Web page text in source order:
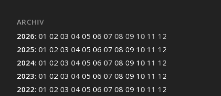
ARCHIV
2026: 01 02 03 04 05 06 07 08 09 10 11 12
2025: 01 02 03 04 05 06 07 08 09 10 11 12
2024: 01 02 03 04 05 06 07 08 09 10 11 12
2023: 01 02 03 04 05 06 07 08 09 10 11 12
2022: 01 02 03 04 05 06 07 08 09 10 11 12